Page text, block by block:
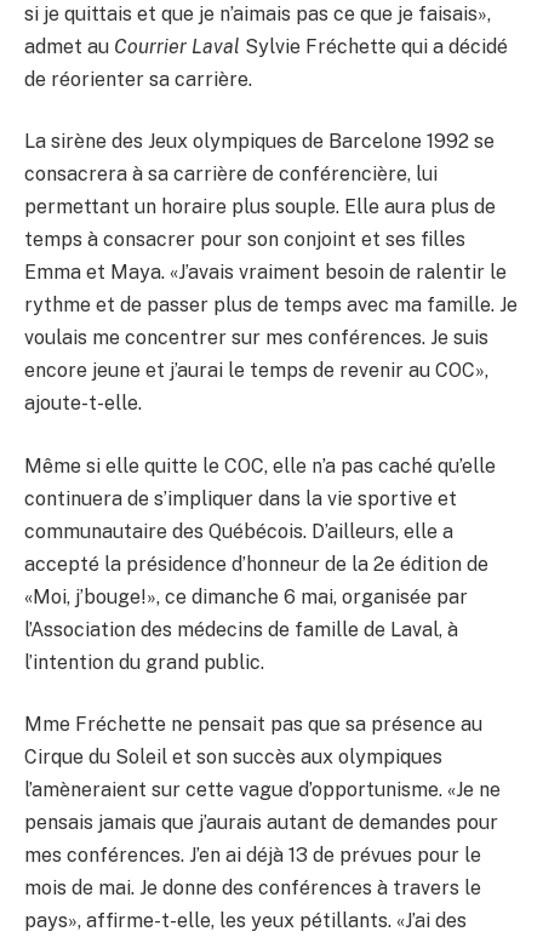
si je quittais et que je n’aimais pas ce que je faisais»,
admet au Courrier Laval Sylvie Fréchette qui a décidé
de réorienter sa carrière.
La sirène des Jeux olympiques de Barcelone 1992 se
consacrera à sa carrière de conférencière, lui
permettant un horaire plus souple. Elle aura plus de
temps à consacrer pour son conjoint et ses filles
Emma et Maya. «J’avais vraiment besoin de ralentir le
rythme et de passer plus de temps avec ma famille. Je
voulais me concentrer sur mes conférences. Je suis
encore jeune et j’aurai le temps de revenir au COC»,
ajoute-t-elle.
Même si elle quitte le COC, elle n’a pas caché qu’elle
continuera de s’impliquer dans la vie sportive et
communautaire des Québécois. D’ailleurs, elle a
accepté la présidence d’honneur de la 2e édition de
«Moi, j’bouge!», ce dimanche 6 mai, organisée par
l’Association des médecins de famille de Laval, à
l’intention du grand public.
Mme Fréchette ne pensait pas que sa présence au
Cirque du Soleil et son succès aux olympiques
l’amèneraient sur cette vague d’opportunisme. «Je ne
pensais jamais que j’aurais autant de demandes pour
mes conférences. J’en ai déjà 13 de prévues pour le
mois de mai. Je donne des conférences à travers le
pays», affirme-t-elle, les yeux pétillants. «J’ai des